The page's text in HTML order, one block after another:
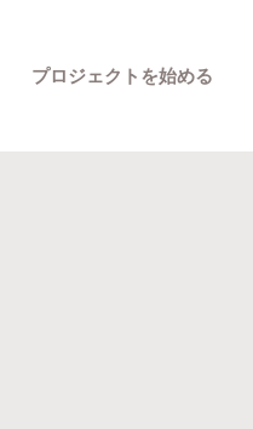
プロジェクトを始める